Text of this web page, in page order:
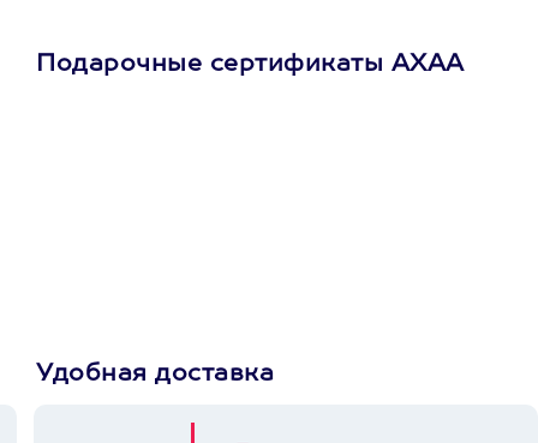
Подарочные сертификаты АХАА
Удобная доставка